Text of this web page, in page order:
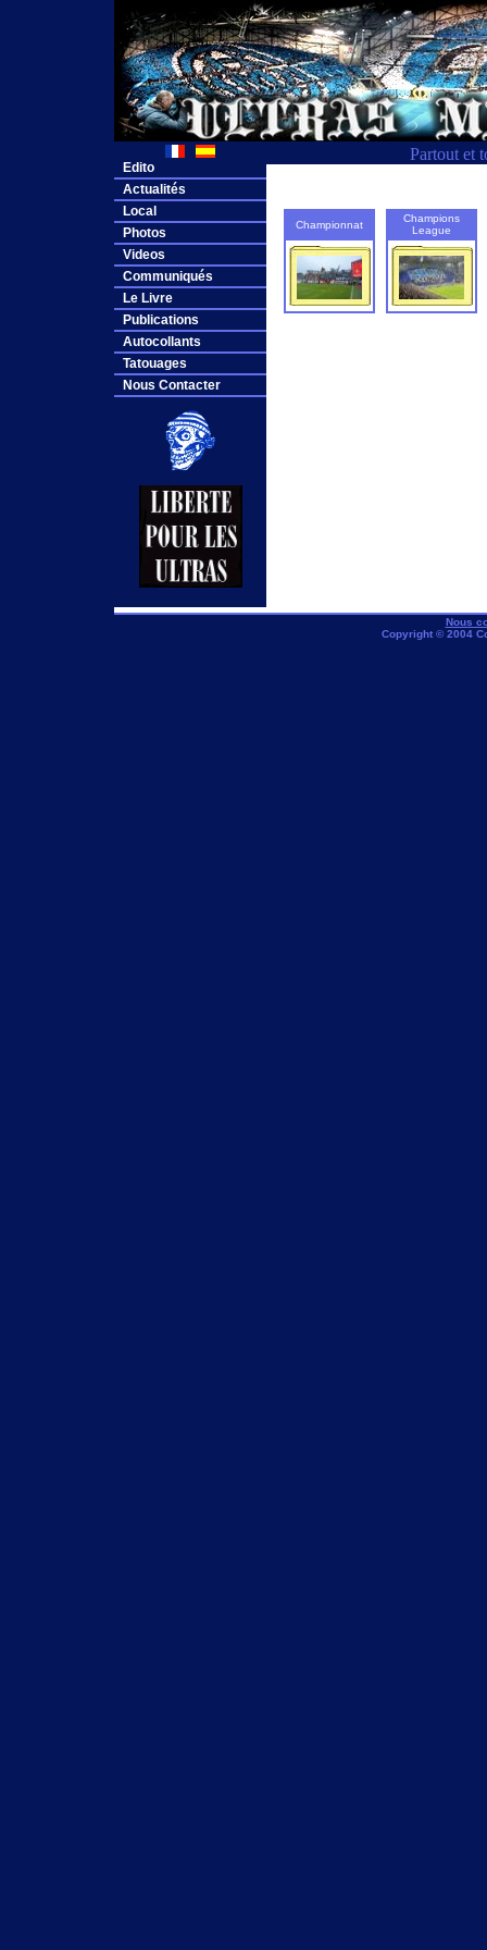
Partout et
Edito
Actualités
Local
Photos
Videos
Communiqués
Le Livre
Publications
Autocollants
Tatouages
Nous Contacter
Championnat
Champions
League
Nous
Copyright © 2004